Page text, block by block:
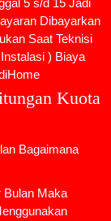
5 s/d 15 Jadi
Dibayarkan
Saat Teknisi
) Biaya
Kuota
Bagaimana
Bulan Maka